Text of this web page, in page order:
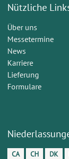
Nützliche
Über uns
Messetermine
News
Karriere
Lieferung
Formulare
CA CH DK